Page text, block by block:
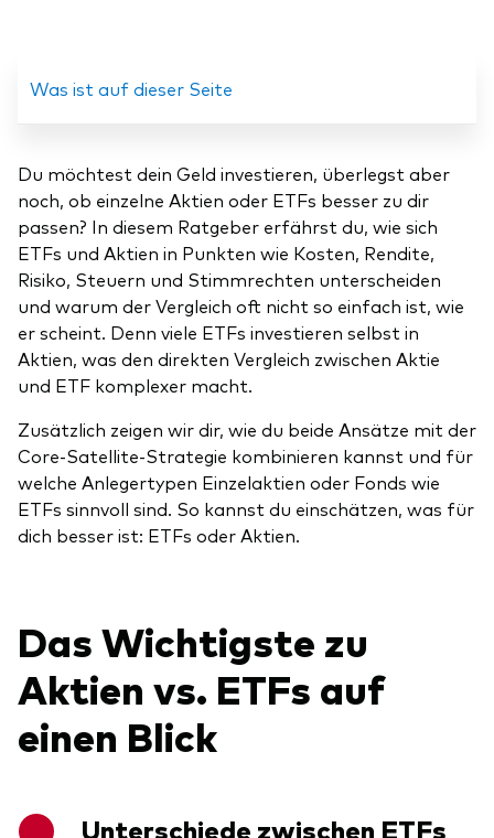
Was ist auf dieser Seite
Du möchtest dein Geld investieren, überlegst aber
noch, ob einzelne Aktien oder ETFs besser zu dir
passen? In diesem Ratgeber erfährst du, wie sich
ETFs und Aktien in Punkten wie Kosten, Rendite,
Risiko, Steuern und Stimmrechten unterscheiden
und warum der Vergleich oft nicht so einfach ist, wie
er scheint. Denn viele ETFs investieren selbst in
Aktien, was den direkten Vergleich zwischen Aktie
und ETF komplexer macht.
Zusätzlich zeigen wir dir, wie du beide Ansätze mit der
Core-Satellite-Strategie kombinieren kannst und für
welche Anlegertypen Einzelaktien oder Fonds wie
ETFs sinnvoll sind. So kannst du einschätzen, was für
dich besser ist: ETFs oder Aktien.
Das Wichtigste zu
Aktien vs. ETFs auf
einen Blick
Unterschiede zwischen ETFs